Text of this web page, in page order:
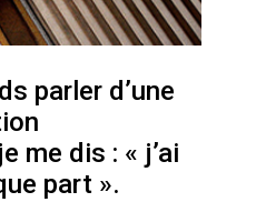
doit sortir des
On impose et copie
états-unien »
artificielle
du macronisme
parler d’une
me dis : « j’ai
part ».